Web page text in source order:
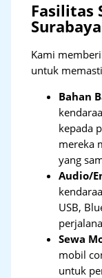
Fasilitas
Kami
untuk
Bahan
kepada
mereka
yang
Audio/
USB,
Sewa
mobil
untuk